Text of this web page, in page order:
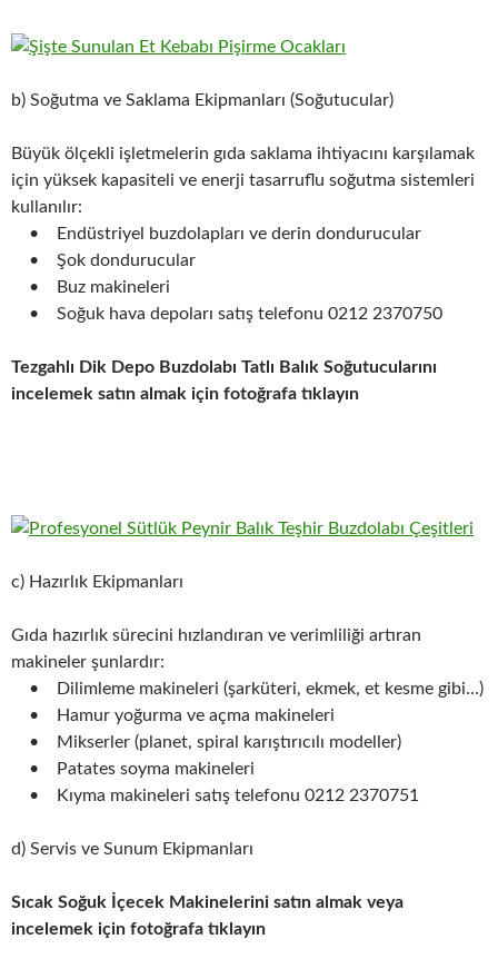
b) Soğutma ve Saklama Ekipmanları (Soğutucular)
Büyük ölçekli işletmelerin gıda saklama ihtiyacını karşılamak
için yüksek kapasiteli ve enerji tasarruflu soğutma sistemleri
kullanılır:
• Endüstriyel buzdolapları ve derin dondurucular
• Şok dondurucular
• Buz makineleri
• Soğuk hava depoları satış telefonu 0212 2370750
Tezgahlı Dik Depo Buzdolabı Tatlı Balık Soğutucularını
incelemek satın almak için fotoğrafa tıklayın
c) Hazırlık Ekipmanları
Gıda hazırlık sürecini hızlandıran ve verimliliği artıran
makineler şunlardır:
• Dilimleme makineleri (şarküteri, ekmek, et kesme gibi…)
• Hamur yoğurma ve açma makineleri
• Mikserler (planet, spiral karıştırıcılı modeller)
• Patates soyma makineleri
• Kıyma makineleri satış telefonu 0212 2370751
d) Servis ve Sunum Ekipmanları
Sıcak Soğuk İçecek Makinelerini satın almak veya
incelemek için fotoğrafa tıklayın